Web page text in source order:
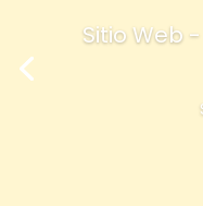
Sitio Web